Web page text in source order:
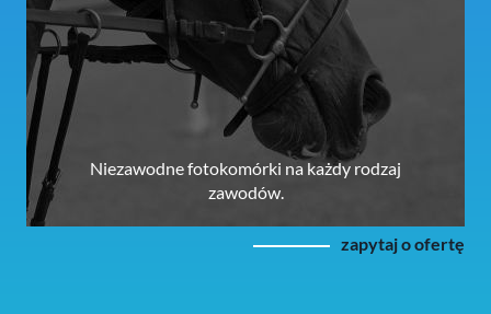
Niezawodne fotokomórki na każdy rodzaj
zawodów.
zapytaj o ofertę